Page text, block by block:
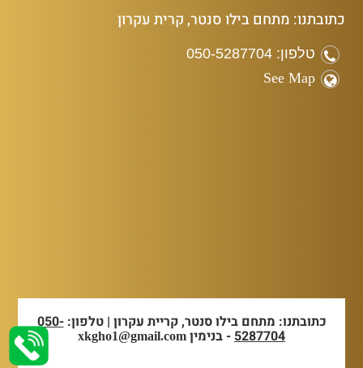
כתובתנו: מתחם בילו סנטר, קרית עקרון
טלפון: 050-5287704
See Map
כתובתנו: מתחם בילו סנטר, קריית עקרון | טלפון:050-
5287704- בנימין xkgho1@gmail.com